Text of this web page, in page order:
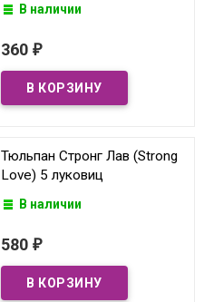
В наличии
360 ₽
Тюльпан Стронг Лав (Strong
Love) 5 луковиц
В наличии
580 ₽